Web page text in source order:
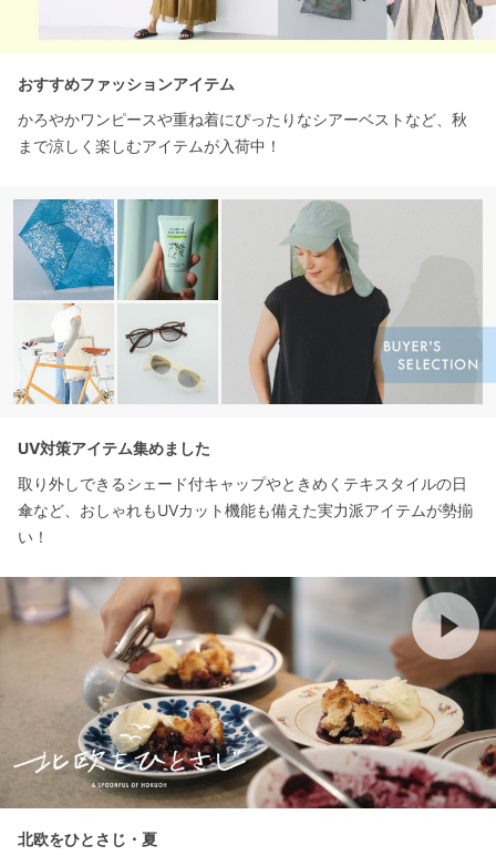
おすすめファッションアイテム
かろやかワンピースや重ね着にぴったりなシアーベストなど、秋
まで涼しく楽しむアイテムが入荷中！
UV対策アイテム集めました
取り外しできるシェード付キャップやときめくテキスタイルの日
傘など、おしゃれもUVカット機能も備えた実力派アイテムが勢揃
い！
北欧をひとさじ・夏